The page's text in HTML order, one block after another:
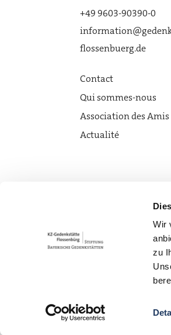
Wir
zu
+49 9603-90390-0
flossenbuerg.de
Contact
Qui sommes-nous
Association des Amis
Actualité
Copyright © 2026